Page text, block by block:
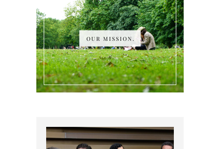
OUR MISSION.